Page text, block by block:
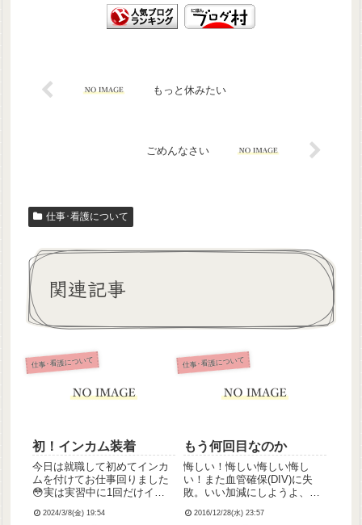
もっと休みたい
ごめんなさい
仕事･看護について
関連記事
仕事･看護について
初！インカム装着
今日は就職して初めてインカ
ムを付けてお仕事回りました
😳実は実習中に1回だけイン
だけど、使い方サクッと説明
2024/3/8(金) 19:54
仕事･看護について
もう何回目なのか
悔しい！悔しい悔しい悔し
い！また血管確保(DIV)に失
敗。いい加減にしようよ、こ
この血管なら私でも絶対大丈
2016/12/28(水) 23:57